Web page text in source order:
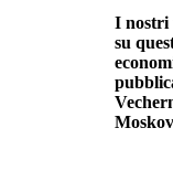
I nostri
su